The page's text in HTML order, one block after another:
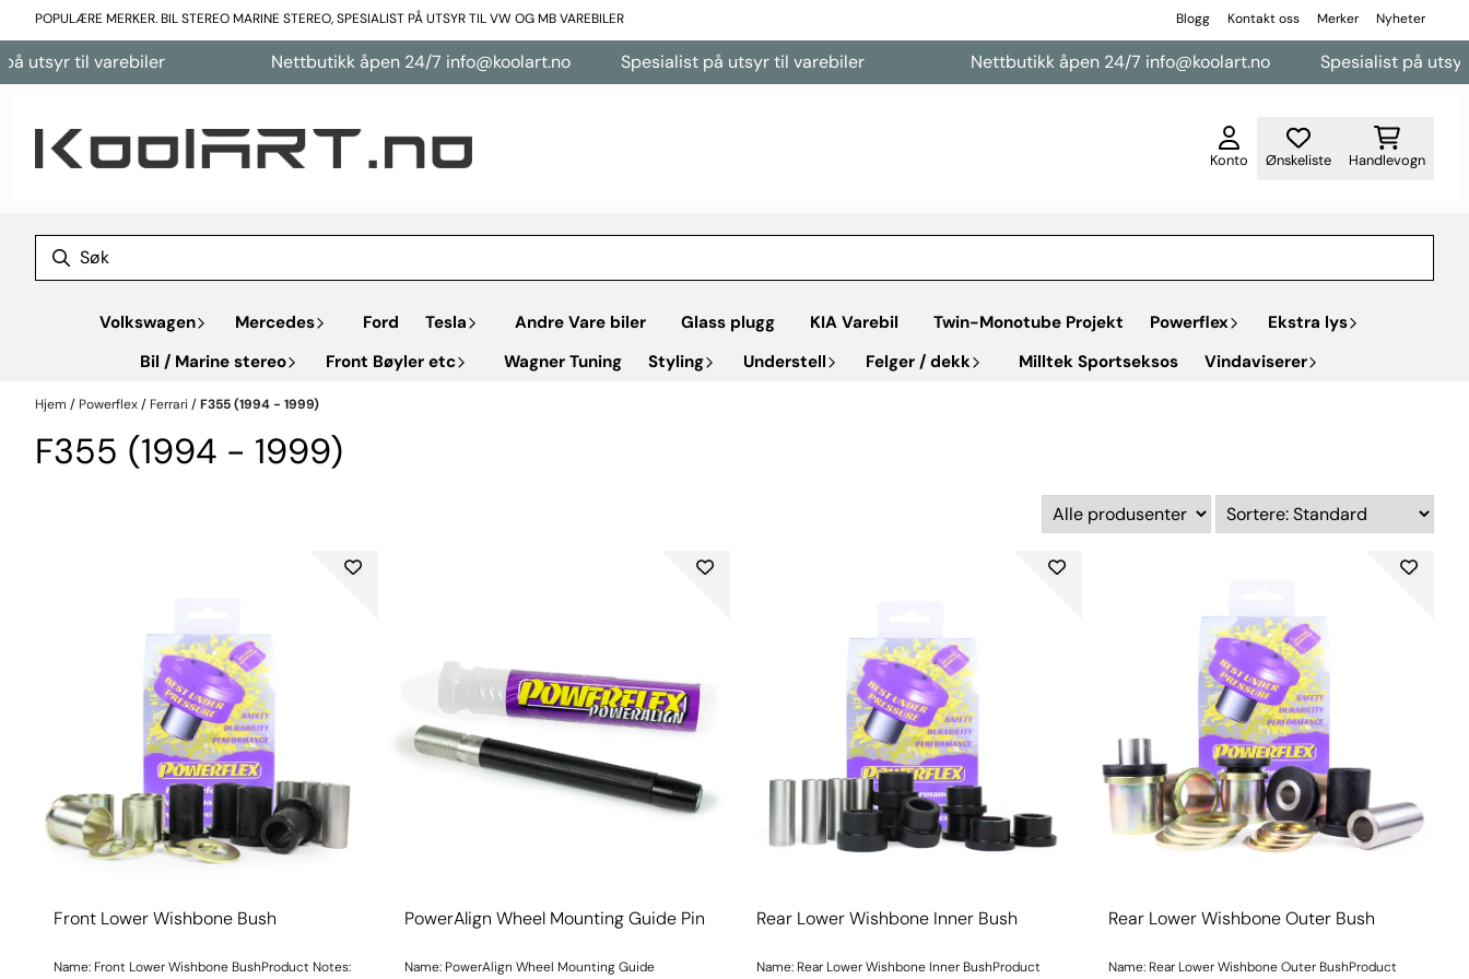
Hopp til innhold
POPULÆRE MERKER. BIL STEREO MARINE STEREO, SPESIALIST PÅ UTSYR TIL VW OG MB VAREBILER Blogg Kontakt oss Merker Nyheter
utsyr til varebiler Nettbutikk åpen 24/7 info@koolart.no Spesialist på utsyr til varebiler Nettbutikk åpen 24/7 info@koolart.no Spesialist på utsyr
Konto Ønskeliste Handlevogn
Volkswagen Mercedes Ford Tesla Andre Vare biler Glass plugg KIA Varebil Twin-Monotube Projekt Powerflex
Ekstra lys
Bil / Marine stereo
Front Bøyler etc Wagner Tuning Styling Understell Felger / dekk Milltek Sportseksos Vindaviserer
Hjem / Powerflex/ Ferrari /F355 (1994 - 1999)
F355 (1994 - 1999)
Front Lower Wishbone Bush
Name: Front Lower Wishbone BushProduct Notes:
PowerAlign Wheel Mounting Guide Pin
Name: PowerAlign Wheel Mounting Guide
Rear Lower Wishbone Inner Bush
Name: Rear Lower Wishbone Inner BushProduct
Rear Lower Wishbone Outer Bush
Name: Rear Lower Wishbone Outer BushProduct